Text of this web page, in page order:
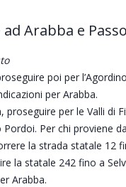
Arabba e
poi per
per Arabba.
proseguire per le Valli di
Per chi proviene
la strada statale 12
la statale 242 fino a
Arabba.